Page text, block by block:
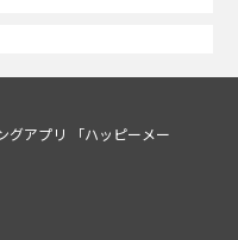
グアプリ 「ハッピーメー